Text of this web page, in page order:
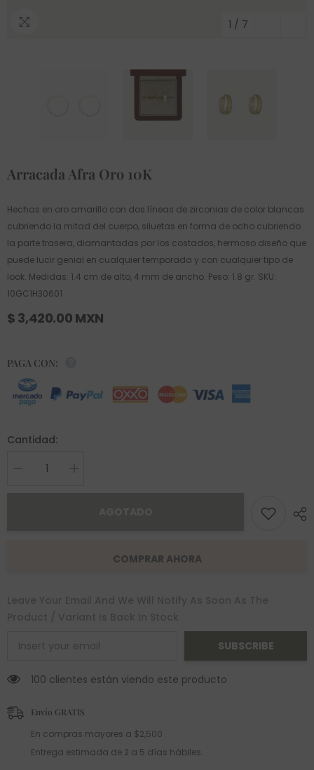
1 / 7
Arracada Afra Oro 10K
Hechas en oro amarillo con dos líneas de zirconias de color blancas
cubriendo la mitad del cuerpo, siluetas en forma de ocho cubriendo
la parte trasera, diamantadas por los costados, hermoso diseño que
puede lucir genial en cualquier temporada y con cualquier tipo de
look. Medidas: 1.4 cm de alto, 4 mm de ancho. Peso: 1.8 gr. SKU:
10GC1H30601
$ 3,420.00 MXN
PAGA CON:
Cantidad:
Decrease
COMPRAR AHORA
SUBSCRIBE
100 clientes están viendo este producto
Envío GRATIS
En compras mayores a $2,500
Entrega estimada de 2 a 5 días hábiles.